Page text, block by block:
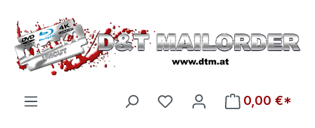
Zum Hauptinhalt springen
Du hast 0 Produkte auf
0,00 €*